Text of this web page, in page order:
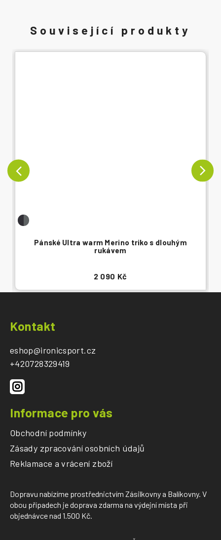
Pánské Ultra warm Merino triko s dlouhým
rukávem
2 090 Kč
Kontakt
eshop@ironicsport.cz
+420728329419
Informace pro vás
Obchodní podmínky
Zásady zpracování osobních údajů
Reklamace a vrácení zboží
Dopravu nabízíme prostřednictvím Zásilkovny a Balíkovny. V
obou případech je doprava zdarma na výdejní místa při
objednávce nad 1.500 Kč.